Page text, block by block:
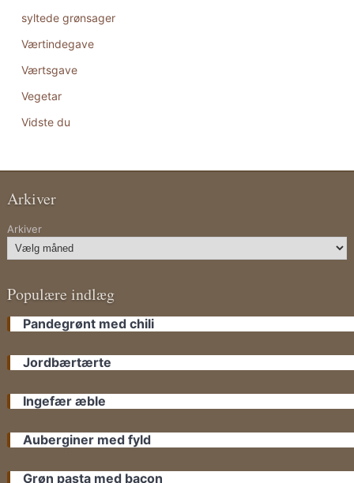
syltede grønsager
Værtindegave
Værtsgave
Vegetar
Vidste du
Arkiver
Arkiver
Populære indlæg
Pandegrønt med chili
Jordbærtærte
Ingefær æble
Auberginer med fyld
Grøn pasta med bacon